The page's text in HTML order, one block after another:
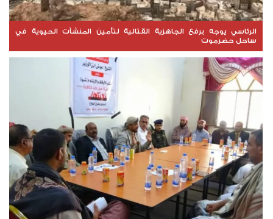
الرئاسي يوجه برفع الجاهزية القتالية لتأمين المنشآت الحيوية في
ساحل حضرموت